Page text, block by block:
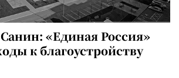
«Единая Россия»
к благоустройству